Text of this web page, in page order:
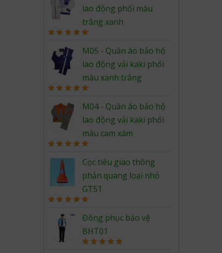
lao động phối màu
trắng xanh
out of 5
M05 - Quần áo bảo hộ
lao động vải kaki phối
màu xanh trắng
out of 5
M04 - Quần áo bảo hộ
lao động vải kaki phối
màu cam xám
out of 5
Cọc tiêu giao thông
phản quang loại nhỏ
GT51
out of 5
Đồng phục bảo vệ
BHT01